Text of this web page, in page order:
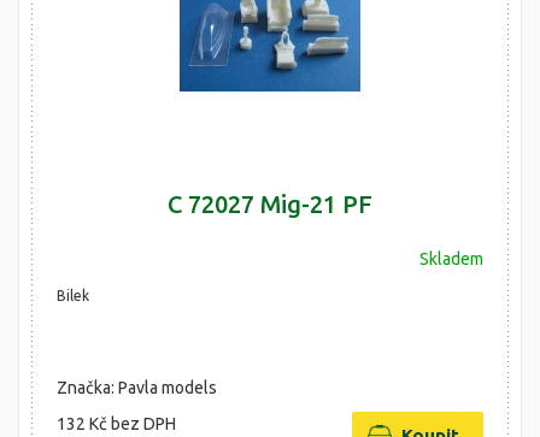
C 72027 Mig-21 PF
Skladem
Bilek
Značka: Pavla models
132 Kč bez DPH